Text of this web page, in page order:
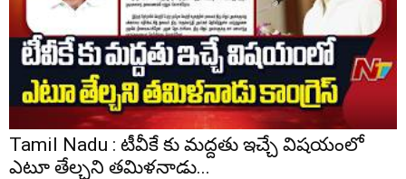
Tamil Nadu : టీవీకే కు మద్దతు ఇచ్చే విషయంలో
ఎటూ తేల్చని తమిళనాడు...